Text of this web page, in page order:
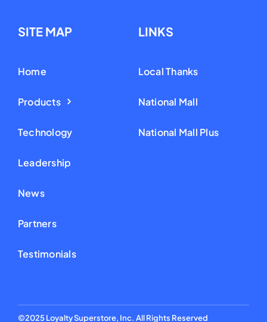
SITE MAP
Home
Products
Technology
Leadership
News
Partners
Testimonials
LINKS
Local Thanks
National Mall
National Mall Plus
©2025 Loyalty Superstore, Inc. All Rights Reserved